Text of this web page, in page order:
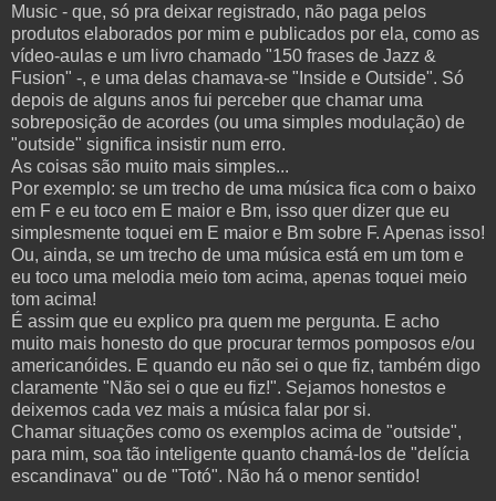
Music - que, só pra deixar registrado, não paga pelos
produtos elaborados por mim e publicados por ela, como as
vídeo-aulas e um livro chamado "150 frases de Jazz &
Fusion" -, e uma delas chamava-se "Inside e Outside". Só
depois de alguns anos fui perceber que chamar uma
sobreposição de acordes (ou uma simples modulação) de
"outside" significa insistir num erro.
As coisas são muito mais simples...
Por exemplo: se um trecho de uma música fica com o baixo
em F e eu toco em E maior e Bm, isso quer dizer que eu
simplesmente toquei em E maior e Bm sobre F. Apenas isso!
Ou, ainda, se um trecho de uma música está em um tom e
eu toco uma melodia meio tom acima, apenas toquei meio
tom acima!
É assim que eu explico pra quem me pergunta. E acho
muito mais honesto do que procurar termos pomposos e/ou
americanóides. E quando eu não sei o que fiz, também digo
claramente "Não sei o que eu fiz!". Sejamos honestos e
deixemos cada vez mais a música falar por si.
Chamar situações como os exemplos acima de "outside",
para mim, soa tão inteligente quanto chamá-los de "delícia
escandinava" ou de "Totó". Não há o menor sentido!